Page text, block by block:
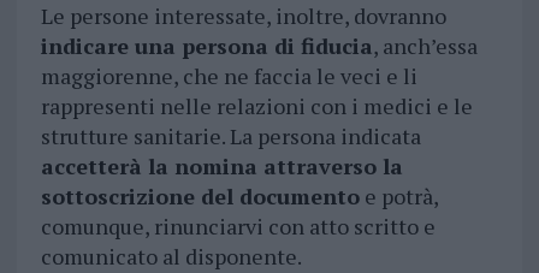
Le persone interessate, inoltre, dovranno
indicare una persona di fiducia, anch’essa
maggiorenne, che ne faccia le veci e li
rappresenti nelle relazioni con i medici e le
strutture sanitarie. La persona indicata
accetterà la nomina attraverso la
sottoscrizione del documentoe potrà,
comunque, rinunciarvi con atto scritto e
comunicato al disponente.